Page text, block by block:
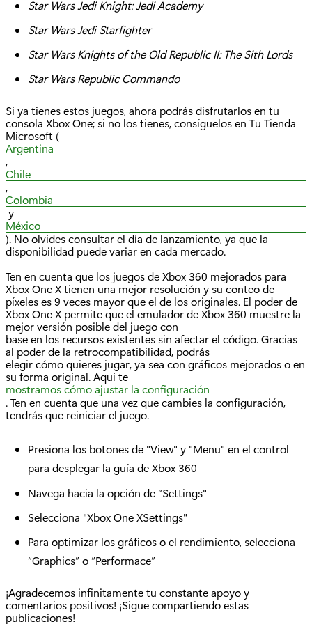
Star Wars Jedi Knight: Jedi Academy
Star Wars Jedi Starfighter
Star Wars Knights of the Old Republic II: TheSithLords
Star Wars Republic Commando
Si ya tienes estos juegos, ahora podrás disfrutarlos en tu
consola Xbox One; si no los tienes, consíguelos en Tu Tienda
Microsoft (
Argentina
,
Chile
,
Colombia
y
México
). No olvides consultar el día de lanzamiento, ya que la
disponibilidad puede variar en cada mercado.
Ten en cuenta que los juegos de Xbox 360 mejorados para
Xbox One X tienen una mejor resolución y su conteo de
píxeles es 9 veces mayor que el de los originales. El poder de
Xbox One X permite que el emulador de Xbox 360 muestre la
mejor versión posible del juego con
base en los recursos existentes sin afectar el código. Gracias
al poder de la retrocompatibilidad, podrás
elegir cómo quieres jugar, ya sea con gráficos mejorados o en
su forma original. Aquí te
mostramos cómo ajustar la configuración
. Ten en cuenta que una vez que cambies la configuración,
tendrás que reiniciar el juego.
Presiona los botones de "View" y "Menu" en el control
para desplegar la guía de Xbox 360
Navega hacia la opción de “Settings"
Selecciona "Xbox One XSettings"
Para optimizar los gráficos o el rendimiento, selecciona
“Graphics” o “Performace”
¡Agradecemos infinitamente tu constante apoyo y
comentarios positivos! ¡Sigue compartiendo estas
publicaciones!